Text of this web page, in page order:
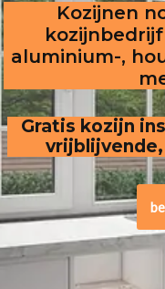
Kozijnen
aluminium-,
Gratis kozijn
vrijblijvende,